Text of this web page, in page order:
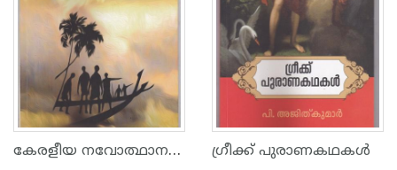
കേരളീയ നവോത്ഥാനത്തിന്റെ അന്തര്‍ധാരകള്‍ ഗ്രീക്ക് പുരാണകഥകള്‍